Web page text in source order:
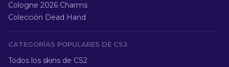
Cologne 2026 Charms
Colección Dead Hand
CATEGORÍAS POPULARES DE CS2
Todos los skins de CS2